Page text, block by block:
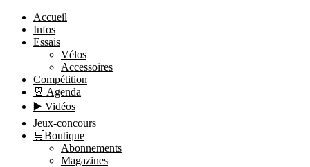
Accueil
Infos
Essais
Vélos
Accessoires
Compétition
📆 Agenda
▶️ Vidéos
Jeux-concours
🛒Boutique
Abonnements
Magazines